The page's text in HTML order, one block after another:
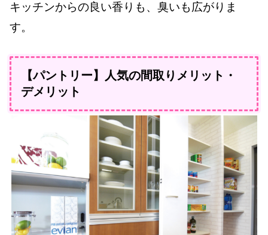
キッチンからの良い香りも、臭いも広がりま
す。
【パントリー】人気の間取りメリット・
デメリット